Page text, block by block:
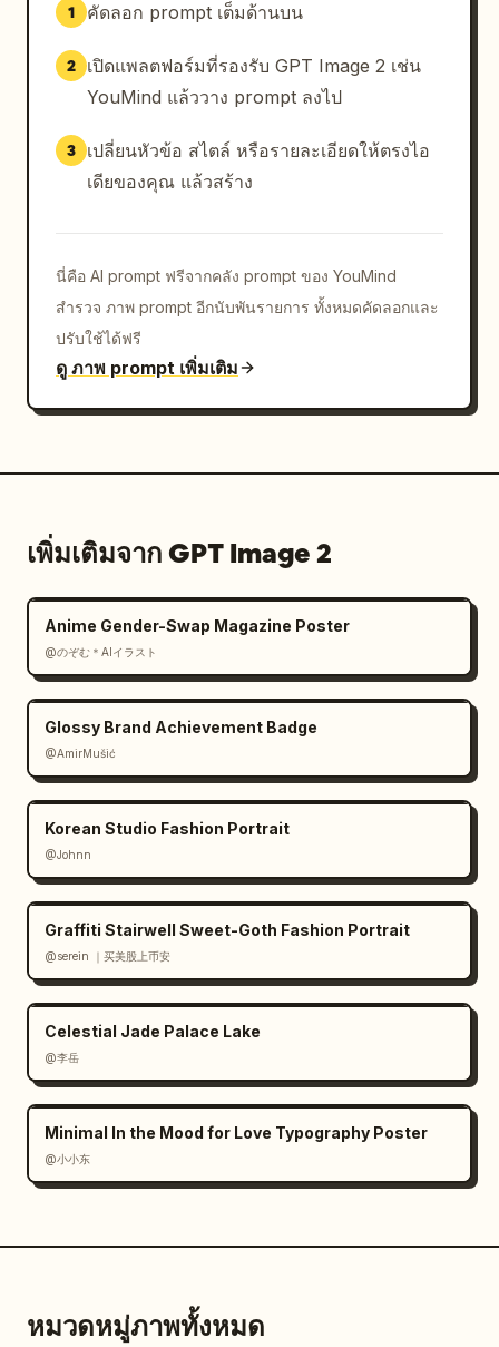
1 คัดลอก prompt เต็มด้านบน
2
เปิดแพลตฟอร์มที่รองรับ GPT Image 2 เช่น
YouMind แล้ววาง prompt ลงไป
3
เปลี่ยนหัวข้อ สไตล์ หรือรายละเอียดให้ตรงไอ
เดียของคุณ แล้วสร้าง
นี่คือ AI prompt ฟรีจากคลัง prompt ของ YouMind
สำรวจ ภาพ prompt อีกนับพันรายการ ทั้งหมดคัดลอกและ
ปรับใช้ได้ฟรี
ดู ภาพ prompt เพิ่มเติม
เพิ่มเติมจาก GPT Image 2
Anime Gender-Swap Magazine Poster
@のぞむ＊AIイラスト
Glossy Brand Achievement Badge
@AmirMušić
Korean Studio Fashion Portrait
@Johnn
Graffiti Stairwell Sweet-Goth Fashion Portrait
@serein ｜买美股上币安
Celestial Jade Palace Lake
@李岳
Minimal In the Mood for Love Typography Poster
@小小东
หมวดหมู่ภาพทั้งหมด